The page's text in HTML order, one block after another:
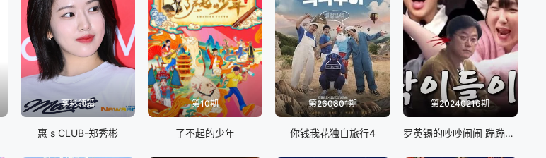
李彩领篇
惠 s CLUB-郑秀彬
第10期
了不起的少年
第260801期
你钱我花独自旅行4
第20240216期
罗英锡的吵吵闹闹 蹦蹦地球游戏厅篇